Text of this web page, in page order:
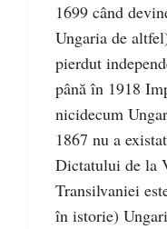
1699 când
Ungaria de
pierdut
până în 1918
nicidecum
1867 nu a
Dictatului de la
Transilvaniei
în istorie)